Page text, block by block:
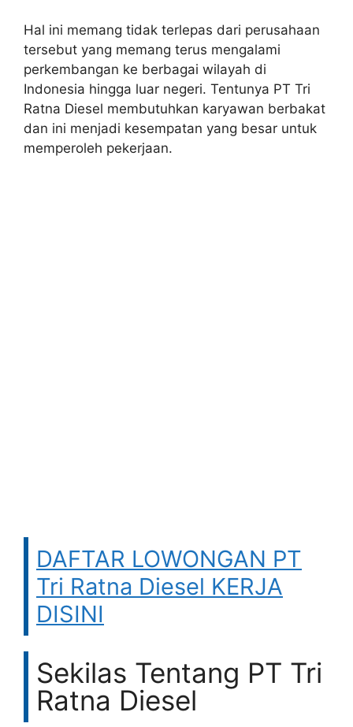
Hal ini memang tidak terlepas dari perusahaan
tersebut yang memang terus mengalami
perkembangan ke berbagai wilayah di
Indonesia hingga luar negeri. Tentunya PT Tri
Ratna Diesel membutuhkan karyawan berbakat
dan ini menjadi kesempatan yang besar untuk
memperoleh pekerjaan.
DAFTAR LOWONGAN PT
Tri Ratna Diesel KERJA
DISINI
Sekilas Tentang PT Tri
Ratna Diesel